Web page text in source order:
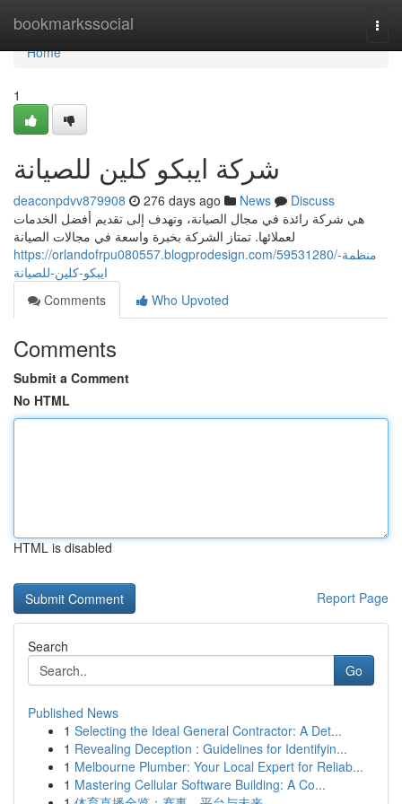
bookmarkssocial
Home
Home
1
شركة ايبكو كلين للصيانة
deaconpdvv879908 276 days ago News
Discuss
هي شركة رائدة في مجال الصيانة، وتهدف إلى تقديم أفضل الخدمات
لعملائها. تمتاز الشركة بخبرة واسعة في مجالات الصيانة
https://orlandofrpu080557.blogprodesign.com/59531280/منظمة-
ايبكو-كلين-للصيانة
Comments
Who Upvoted
Comments
Submit a Comment
No HTML
HTML is disabled
Report Page
Search
Go
Published News
1 Selecting the Ideal General Contractor: A Det...
1 Revealing Deception : Guidelines for Identifyin...
1 Melbourne Plumber: Your Local Expert for Reliab...
1 Mastering Cellular Software Building: A Co...